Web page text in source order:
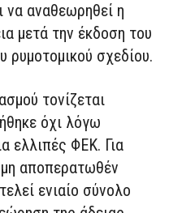
να αναθεωρηθεί η
μετά την έκδοση του
σχεδίου.
τονίζεται
όχι λόγω
ελλιπές ΦΕΚ. Για
αποπερατωθέν
ενιαίο σύνολο